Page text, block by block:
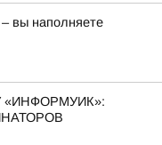
вы наполняете